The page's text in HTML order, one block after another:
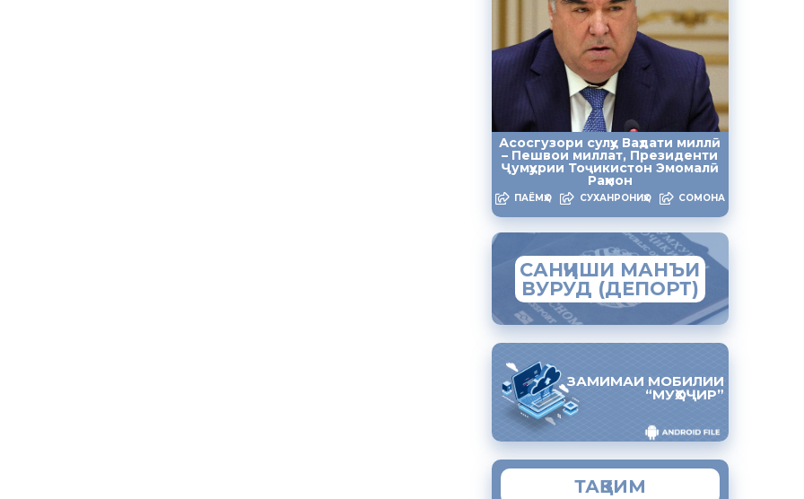
Асосгузори сулҳу Ваҳдати миллӣ
– Пешвои миллат, Президенти
Ҷумҳурии Тоҷикистон Эмомалӣ
Раҳмон
ПАЁМҲО СУХАНРОНИҲО СОМОНА
САНҶИШИ МАНЪИ
ВУРУД (ДЕПОРТ)
ЗАМИМАИ МОБИЛИИ
“МУҲОҶИР”
ТАҚВИМ